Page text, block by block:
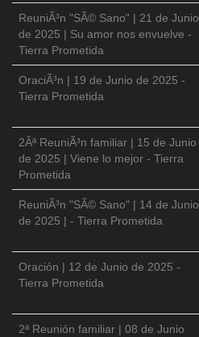
ReuniÃ³n "SÃ© Sano" | 21 de Junio
de 2025 | Su amor nos envuelve -
Tierra Prometida
OraciÃ³n | 19 de Junio de 2025 -
Tierra Prometida
2Âª ReuniÃ³n familiar | 15 de Junio
de 2025 | Viene lo mejor - Tierra
Prometida
ReuniÃ³n "SÃ© Sano" | 14 de Junio
de 2025 | - Tierra Prometida
Oración | 12 de Junio de 2025 -
Tierra Prometida
2ª Reunión familiar | 08 de Junio